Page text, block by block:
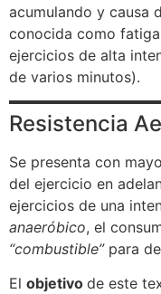
acumulando y causa
conocida como
ejercicios de alta
de varios minutos).
Resistencia
Se presenta con
del ejercicio en
ejercicios de una
anaeróbico, el
“combustible”para
El objetivo de este